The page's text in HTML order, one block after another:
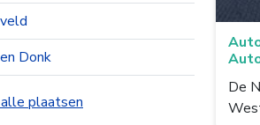
Donk
plaatsen
De